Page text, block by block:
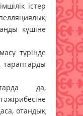
істер
күшіне
түрінде
тараптарды
да,
отандық